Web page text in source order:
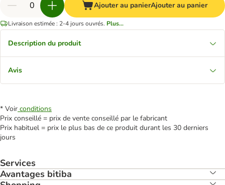
Ajouter au panierAjouter au panier
Livraison estimée : 2-4 jours ouvrés. Plus...
Description du produit
Avis
* Voir conditions
Prix conseillé = prix de vente conseillé par le fabricant
Prix habituel = prix le plus bas de ce produit durant les 30 derniers
jours
Services
Avantages bitiba